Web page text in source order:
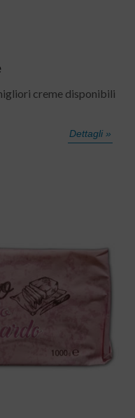
creme disponibili
Dettagli »